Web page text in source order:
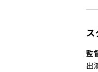
ス
監
出